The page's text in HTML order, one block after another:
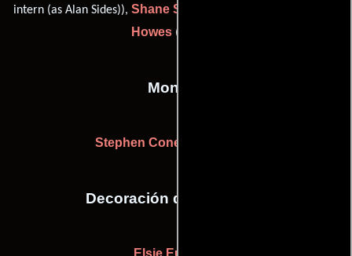
intern (as Alan Sides)), Shane Simmons
Howes (grip (u))
Montaje
Stephen Cone
Decoración de escenario